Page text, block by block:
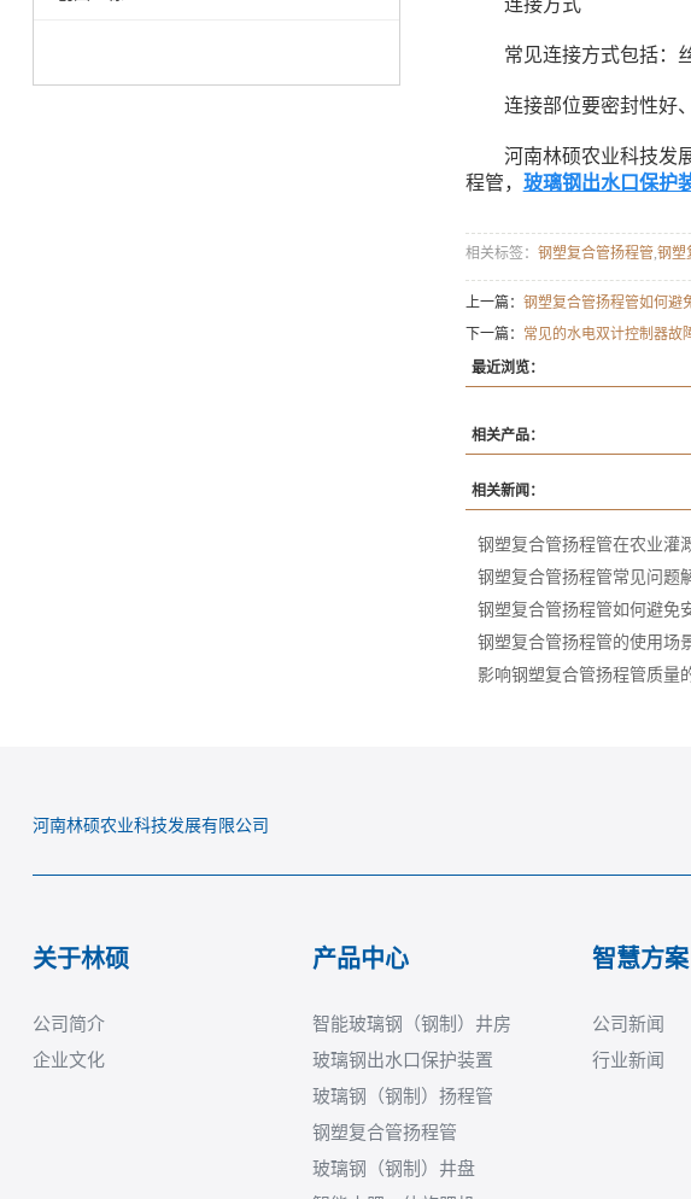
连接方式
常见连接方式包括：丝
连接部位要密封性好、
河南林硕农业科技发展
程管， 玻璃钢出水口保护
相关标签： 钢塑复合管扬程管,钢塑
上一篇： 钢塑复合管扬程管如何避
下一篇： 常见的水电双计控制器故
最近浏览：
相关产品：
相关新闻：
钢塑复合管扬程管在农业灌
钢塑复合管扬程管常见问题
钢塑复合管扬程管如何避免
钢塑复合管扬程管的使用场
影响钢塑复合管扬程管质量
河南林硕农业科技发展有限公司
关于林硕
公司简介
企业文化
产品中心
智能玻璃钢（钢制）井房
玻璃钢出水口保护装置
玻璃钢（钢制）扬程管
钢塑复合管扬程管
玻璃钢（钢制）井盘
智慧方案
公司新闻
行业新闻